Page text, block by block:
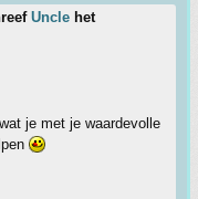
Uncle het
je met je waardevolle